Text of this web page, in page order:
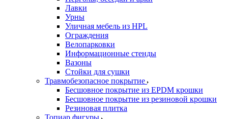
Лавки
Урны
Уличная мебель из HPL
Ограждения
Велопарковки
Информационные стенды
Вазоны
Стойки для сушки
Травмобезопасное покрытие
Бесшовное покрытие из EPDM крошки
Бесшовное покрытие из резиновой крошки
Резиновая плитка
Топиар фигуры